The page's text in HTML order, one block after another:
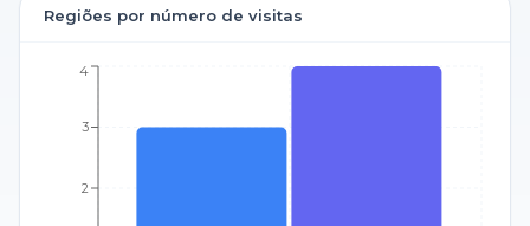
Regiões por número de visitas
2
3
4